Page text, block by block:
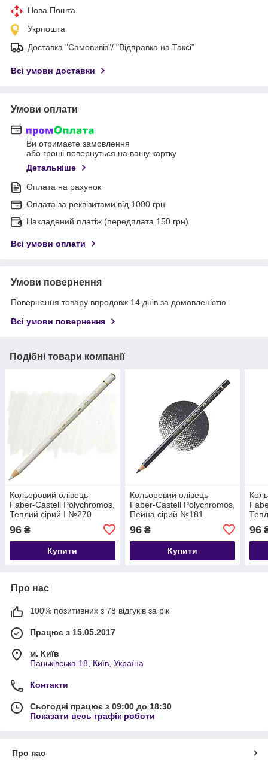
Нова Пошта
Укрпошта
Доставка "Самовивіз"/ "Відправка на Таксі"
Всі умови доставки
Умови оплати
Ви отримаєте замовлення
або гроші повернуться на вашу картку
Детальніше
Оплата на рахунок
Оплата за реквізитами від 1000 грн
Накладений платіж (передплата 150 грн)
Всі умови оплати
Умови повернення
Повернення товару впродовж 14 днів за домовленістю
Всі умови повернення
Подібні товари компанії
Кольоровий олівець
Faber-Castell Polychromos,
Теплий сірий I №270
96 ₴
Купити
Кольоровий олівець
Faber-Castell Polychromos,
Пейна сірий №181
96₴
Купити
96
Про нас
100% позитивних з 78 відгуків за рік
Працює з 15.05.2017
м. Київ
Паньківська 18, Київ, Україна
Контакти
Сьогодні працює з 09:00 до 18:30
Показати весь графік роботи
Про нас